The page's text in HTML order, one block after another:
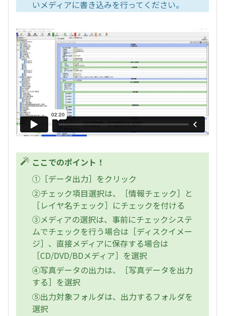
いメディアに書き込みを行ってください。
ここでのポイント！
①［データ出力］をクリック
②チェック項目選択は、［情報チェック］と
［レイヤ名チェック］にチェックを付ける
③メディアの選択は、事前にチェックシステ
ムでチェックを行う場合は［ディスクイメー
ジ］、直接メディアに保存する場合は
［CD/DVD/BDメディア］を選択
④写真データの出力は、［写真データを出力
する］を選択
⑤出力対象フォルダは、出力するフォルダを
選択